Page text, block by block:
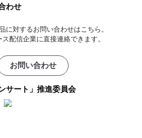
わせ
に対するお問い合わせはこちら。
配信企業に直接連絡できます。
お問い合わせ
サート」推進委員会